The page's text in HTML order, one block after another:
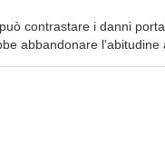
contrastare i danni
abbandonare l'abitudine